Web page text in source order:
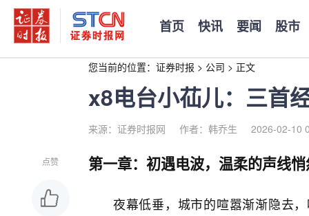
首页 快讯 要闻 股市
您当前的位置： 证券时报 > 公司 > 正文
x8电台小苮儿：三首
来源：证券时报网 作者：韩乔生 2026-02-10
点赞 第一章：初遇电波，温柔的声线
夜幕低垂，城市的喧嚣渐渐隐去